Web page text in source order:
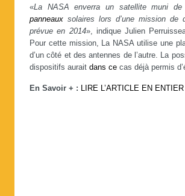
«La NASA enverra un satellite muni
panneaux solaires lors d’une mission de
prévue en 2014», indique Julien
Pour cette mission, La NASA utilise une
d’un côté et des antennes de l’autre. La
dispositifs aurait dans ce cas déjà permis
En Savoir + : LIRE L’ARTICLE EN ENTIER